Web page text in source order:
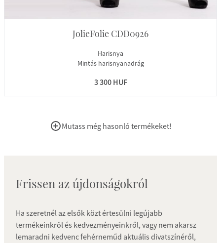
JolieFolie CDD0926
Harisnya
Mintás harisnyanadrág
3 300 HUF
Mutass még hasonló termékeket!
Frissen az újdonságokról
Ha szeretnél az elsők közt értesülni legújabb
termékeinkről és kedvezményeinkről, vagy nem akarsz
lemaradni kedvenc fehérneműd aktuális divatszínéről,